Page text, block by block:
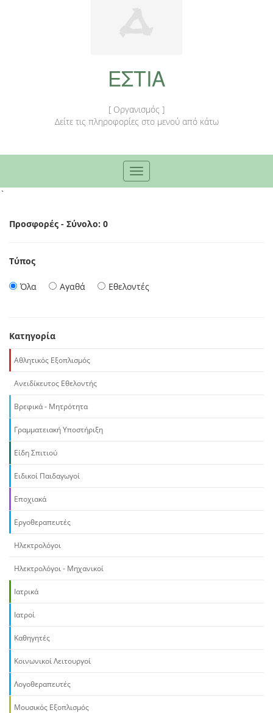
ΕΣΤΙΑ
[ Οργανισμός ]
Δείτε τις πληροφορίες στο μενού από κάτω
Toggle
navigation
`
Προσφορές - Σύνολο: 0
Τύπος
Όλα Αγαθά Εθελοντές
Κατηγορία
Αθλητικός Εξοπλισμός
Ανειδίκευτος Εθελοντής
Βρεφικά - Μητρότητα
Γραμματειακή Υποστήριξη
Είδη Σπιτιού
Ειδικοί Παιδαγωγοί
Εποχιακά
Εργοθεραπευτές
Ηλεκτρολόγοι
Ηλεκτρολόγοι - Μηχανικοί
Ιατρικά
Ιατροί
Καθηγητές
Κοινωνικοί Λειτουργοί
Λογοθεραπευτές
Μουσικός Εξοπλισμός